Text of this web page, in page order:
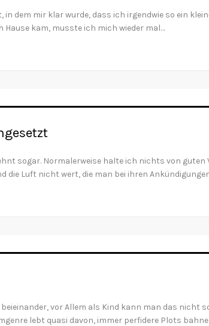
in dem mir klar wurde, dass ich irgendwie so ein
kam, musste ich mich wieder mal…
sogar. Normalerweise halte ich nichts von
die Luft nicht wert, die man bei ihren
vor Allem als Kind kann man das nicht
lebt quasi davon, immer perfidere Plots